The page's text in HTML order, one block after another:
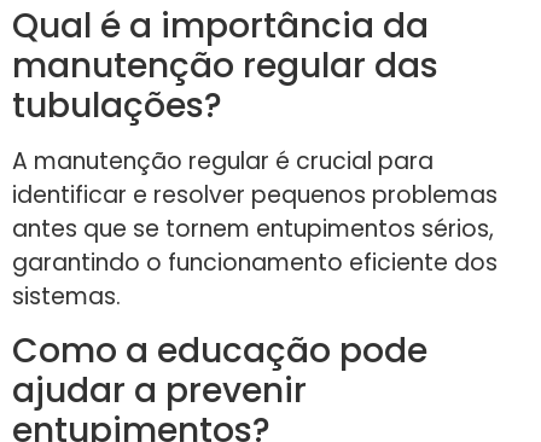
Qual é a importância da
manutenção regular das
tubulações?
A manutenção regular é crucial para
identificar e resolver pequenos problemas
antes que se tornem entupimentos sérios,
garantindo o funcionamento eficiente dos
sistemas.
Como a educação pode
ajudar a prevenir
entupimentos?